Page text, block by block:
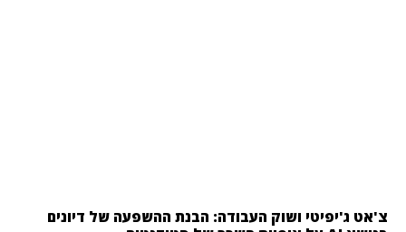
צ'אט ג'יפיטי ושוק העבודה: הבנת ההשפעה של דיונים